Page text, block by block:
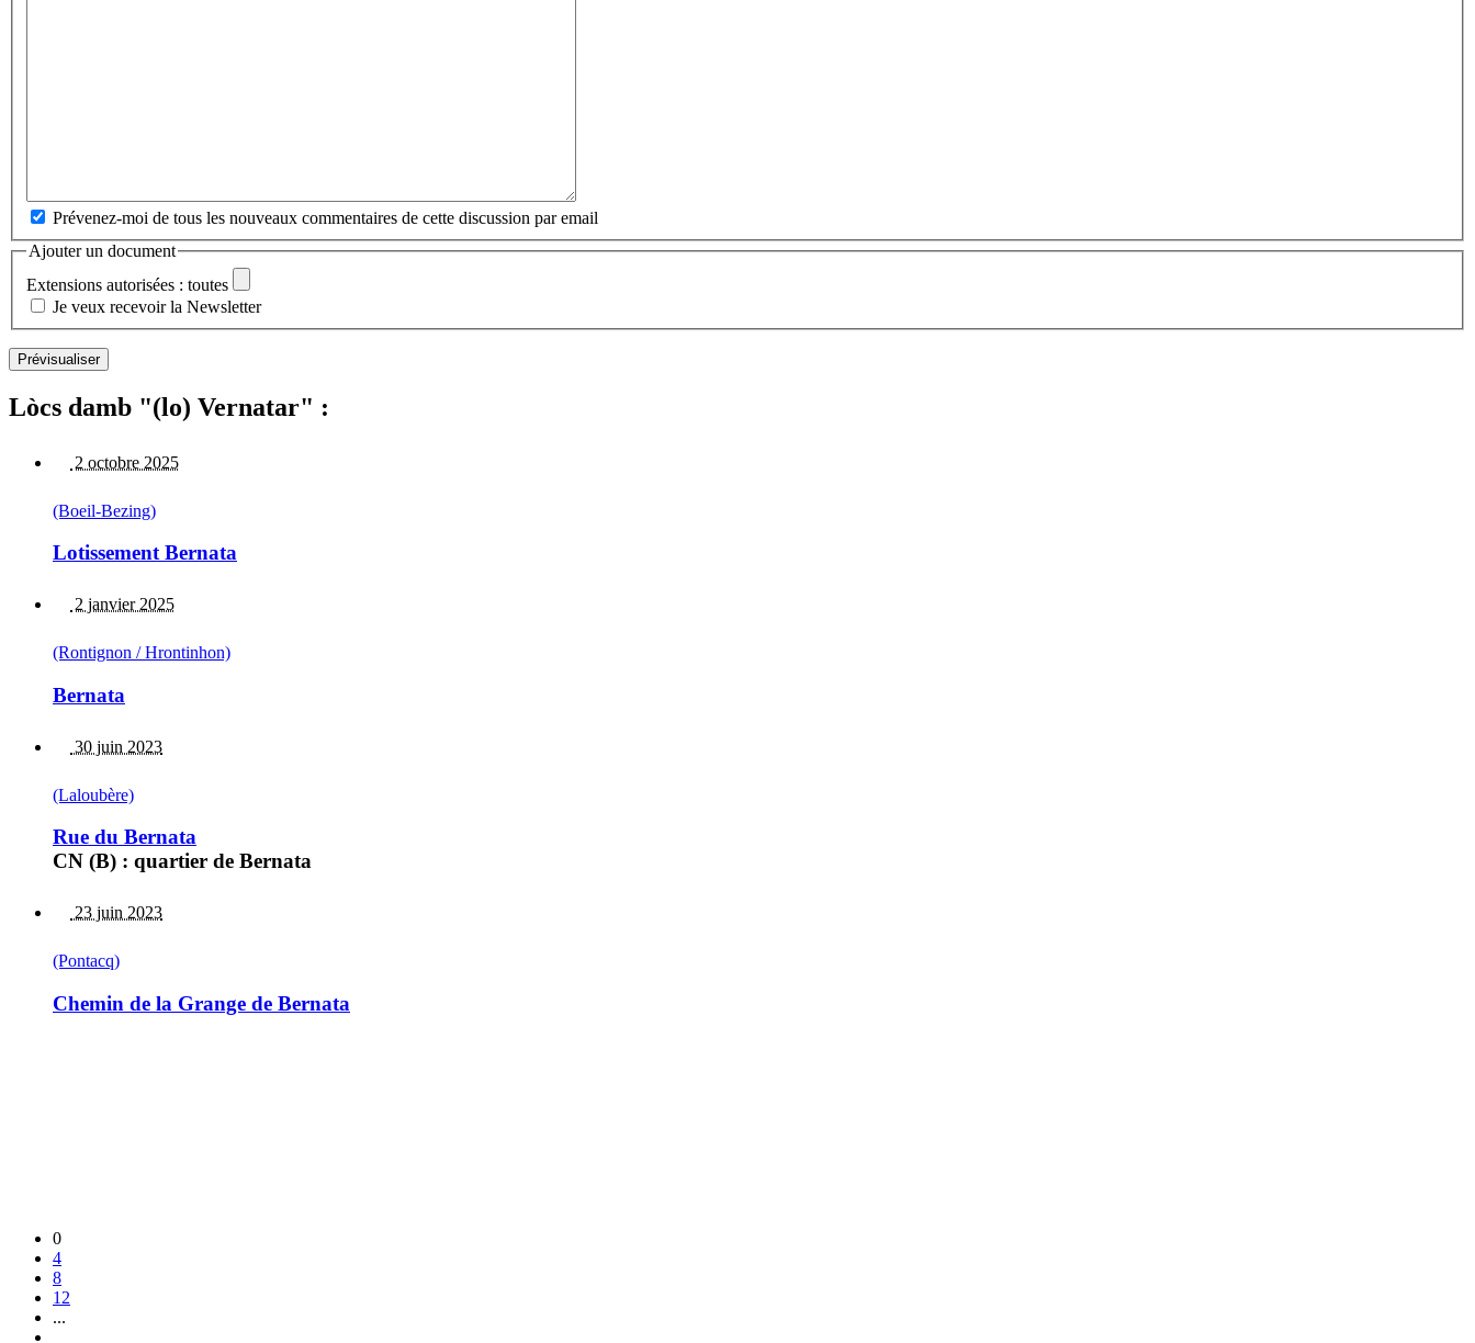
Prévenez-moi de tous les nouveaux commentaires de cette discussion par email
Ajouter un document
Extensions autorisées : toutes
Je veux recevoir la Newsletter
Lòcs damb "(lo) Vernatar" :
2 octobre 2025
(Boeil-Bezing)
Lotissement Bernata
2 janvier 2025
(Rontignon / Hrontinhon)
Bernata
30 juin 2023
(Laloubère)
Rue du Bernata
CN (B) : quartier de Bernata
23 juin 2023
(Pontacq)
Chemin de la Grange de Bernata
0
4
8
12
...